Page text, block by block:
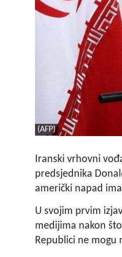
(AFP)
Iranski vrhovni
predsjednika
američki napad
U svojim prvim
medijima nakon
Republici ne